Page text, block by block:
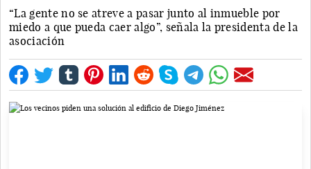
“La gente no se atreve a pasar junto al inmueble por
miedo a que pueda caer algo”, señala la presidenta de la
asociación